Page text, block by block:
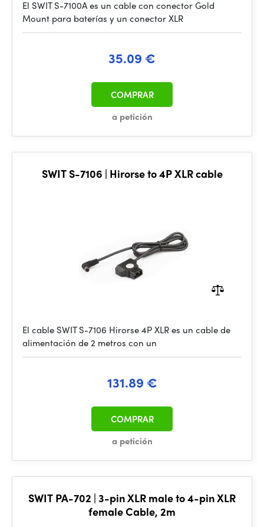
El SWIT S-7100A es un cable con conector Gold
Mount para baterías y un conector XLR
35.09 €
a petición
COMPRAR
SWIT S-7106 | Hirorse to 4P XLR cable
El cable SWIT S-7106 Hirorse 4P XLR es un cable de
alimentación de 2 metros con un
131.89 €
a petición
COMPRAR
SWIT PA-702 | 3-pin XLR male to 4-pin XLR
female Cable, 2m